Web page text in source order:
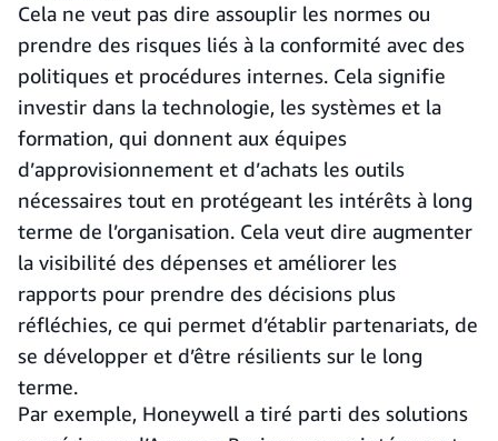
Cela ne veut pas dire assouplir les normes ou
prendre des risques liés à la conformité avec des
politiques et procédures internes. Cela signifie
investir dans la technologie, les systèmes et la
formation, qui donnent aux équipes
d’approvisionnement et d’achats les outils
nécessaires tout en protégeant les intérêts à long
terme de l’organisation. Cela veut dire augmenter
la visibilité des dépenses et améliorer les
rapports pour prendre des décisions plus
réfléchies, ce qui permet d’établir partenariats, de
se développer et d’être résilients sur le long
terme.
Par exemple, Honeywell a tiré parti des solutions